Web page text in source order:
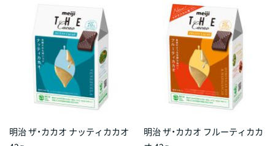
明治 ザ・カカオ ナッティカカオ
明治 ザ・カカオ フルーティカカ